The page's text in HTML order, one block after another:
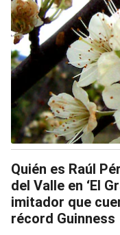
Quién es Raúl
del Valle en ‘El
imitador que
récord Guinness